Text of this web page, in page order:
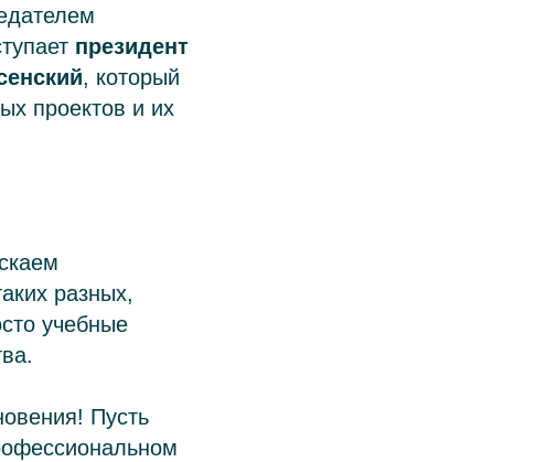
президент
, который
проектов и их
разных,
учебные
Пусть